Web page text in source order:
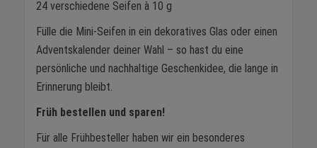
24 verschiedene Seifen à 10 g
Fülle die Mini-Seifen in ein dekoratives Glas oder einen
Adventskalender deiner Wahl – so hast du eine
persönliche und nachhaltige Geschenkidee, die lange in
Erinnerung bleibt.
Früh bestellen und sparen!
Für alle Frühbesteller haben wir ein besonderes